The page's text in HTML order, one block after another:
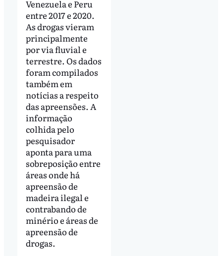
Venezuela e Peru
entre 2017 e 2020.
As drogas vieram
principalmente
por via fluvial e
terrestre. Os dados
foram compilados
também em
notícias a respeito
das apreensões. A
informação
colhida pelo
pesquisador
aponta para uma
sobreposição entre
áreas onde há
apreensão de
madeira ilegal e
contrabando de
minério e áreas de
apreensão de
drogas.